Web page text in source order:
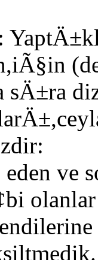
sÄ±ra
ve